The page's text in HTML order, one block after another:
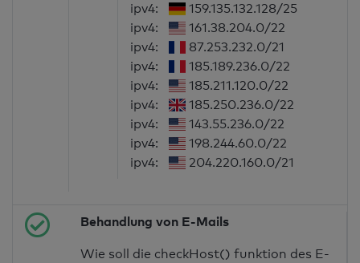
ipv4:
159.135.132.128/25
ipv4:
161.38.204.0/22
ipv4:
87.253.232.0/21
ipv4:
185.189.236.0/22
ipv4:
185.211.120.0/22
ipv4:
185.250.236.0/22
ipv4:
143.55.236.0/22
ipv4:
198.244.60.0/22
ipv4:
204.220.160.0/21
Behandlung von E-Mails
Wie soll die checkHost() funktion des E-